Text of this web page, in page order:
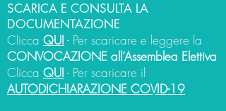
SCARICA E CONSULTA LA
DOCUMENTAZIONE
Clicca QUI - Per scaricare e leggere la
CONVOCAZIONE all’Assemblea Elettiva
Clicca QUI - Per scaricare il
AUTODICHIARAZIONE COVID-19